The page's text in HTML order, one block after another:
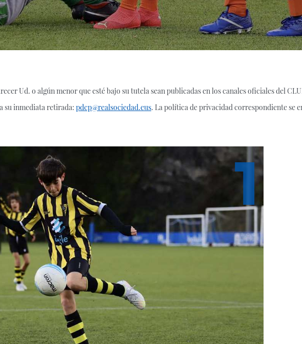
Ud. o algún menor que esté bajo su tutela sean publicadas en los canales oficiales del
su inmediata retirada: pdcp@realsociedad.eus. La política de privacidad correspondiente se
1